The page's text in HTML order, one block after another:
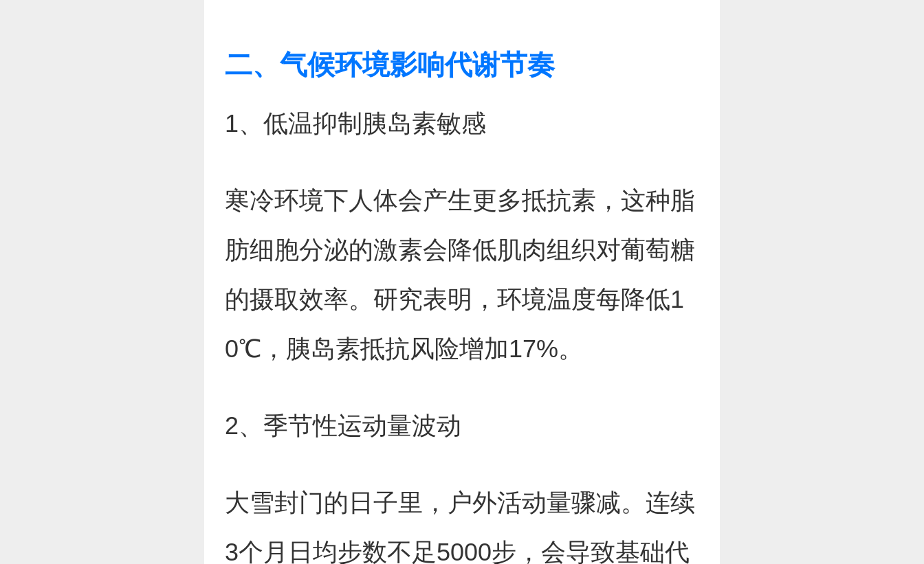
二、气候环境影响代谢节奏
1、低温抑制胰岛素敏感
寒冷环境下人体会产生更多抵抗素，这种脂
肪细胞分泌的激素会降低肌肉组织对葡萄糖
的摄取效率。研究表明，环境温度每降低1
0℃，胰岛素抵抗风险增加17%。
2、季节性运动量波动
大雪封门的日子里，户外活动量骤减。连续
3个月日均步数不足5000步，会导致基础代